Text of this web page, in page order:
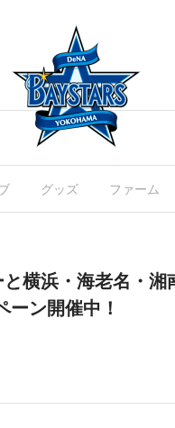
グッズ ファーム
横浜・海老名・湘
ン開催中！